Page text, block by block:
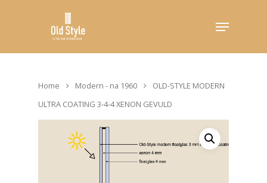
Home Modern - na 1960
OLD-STYLE MODERN
ULTRA COATING 3-4-4 XENON GEVULD